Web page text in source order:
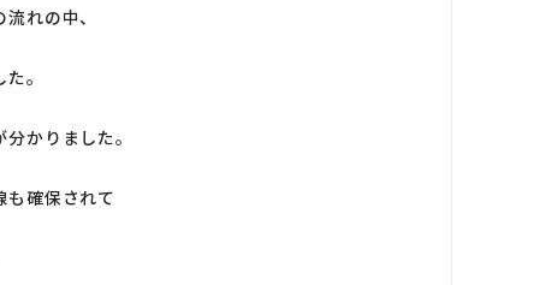
れの中、
。
かりました。
も確保されて